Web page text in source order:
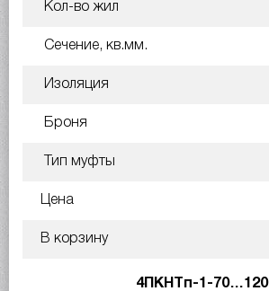
Кол-во жил
Сечение, кв.мм.
Изоляция
Броня
Тип муфты
Цена
В корзину
4ПКНТп-1-70…120